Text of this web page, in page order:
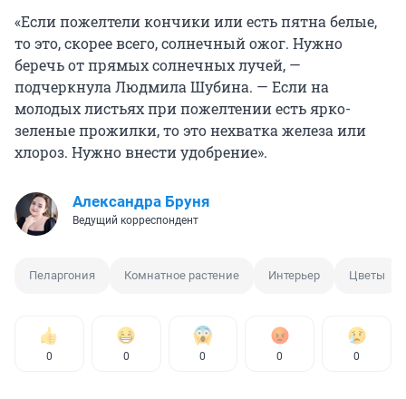
«Если пожелтели кончики или есть пятна белые,
то это, скорее всего, солнечный ожог. Нужно
беречь от прямых солнечных лучей, —
подчеркнула Людмила Шубина. — Если на
молодых листьях при пожелтении есть ярко-
зеленые прожилки, то это нехватка железа или
хлороз. Нужно внести удобрение».
Александра Бруня
Ведущий корреспондент
Пеларгония Комнатное растение Интерьер Цветы
0 0 0 0 0